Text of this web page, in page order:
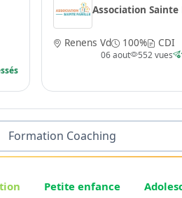
Association Sainte
Renens Vd 100% CDI
06 aout 552 vues
Formation Coaching
Petite enfance